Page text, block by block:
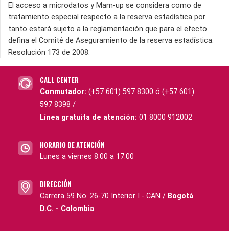
El acceso a microdatos y Mam-up se considera como de
tratamiento especial respecto a la reserva estadística por
tanto estará sujeto a la reglamentación que para el efecto
defina el Comité de Aseguramiento de la reserva estadística.
Resolución 173 de 2008.
CALL CENTER
Conmutador: (+57 601) 597 8300 ó (+57 601)
597 8398 /
Línea gratuita de atención: 01 8000 912002
HORARIO DE ATENCIÓN
Lunes a viernes 8:00 a 17:00
DIRECCIÓN
Carrera 59 No. 26-70 Interior I - CAN / Bogotá
D.C. - Colombia